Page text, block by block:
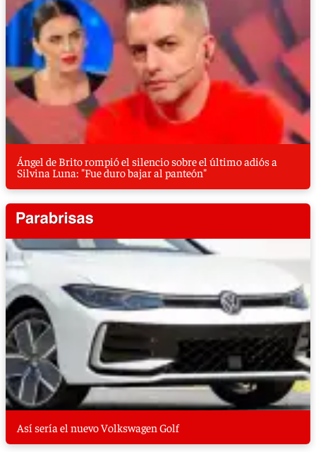
Ángel de Brito rompió el silencio sobre el último adiós a
Silvina Luna: "Fue duro bajar al panteón"
Así sería el nuevo Volkswagen Golf